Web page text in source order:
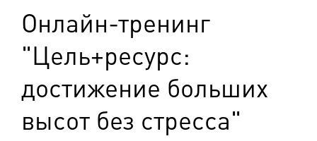
Онлайн-тренинг
"Цель+ресурс:
достижение больших
высот без стресса"